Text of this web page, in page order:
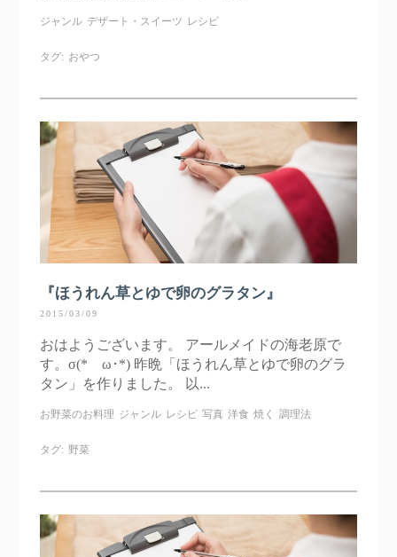
ジャンル デザート・スイーツ レシピ
タグ: おやつ
『ほうれん草とゆで卵のグラタン』
2015/03/09
おはようございます。 アールメイドの海老原で
す。σ(*ゝω･*) 昨晩「ほうれん草とゆで卵のグラ
タン」を作りました。 以...
お野菜のお料理 ジャンル レシピ 写真 洋食 焼く 調理法
タグ: 野菜